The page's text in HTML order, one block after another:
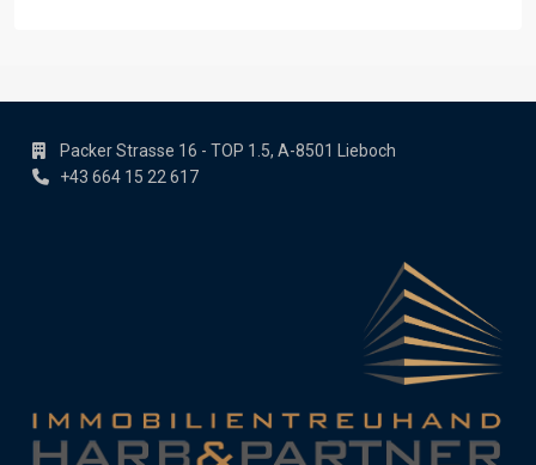
Packer Strasse 16 - TOP 1.5, A-8501 Lieboch
+43 664 15 22 617